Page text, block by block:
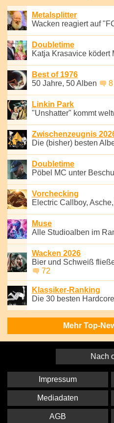
Metalsplitter
Wacken reagiert auf
Doubletime
Katja Krasavice ködert
Best of 1976
50 Jahre, 50 Alben
8
Linkin Park
"Unshatter" kommt
Zwischenzeugnis
Die (bisher) besten
Doubletime
Pöbel MC unter
Vorchecking
Electric Callboy,
Muse
Alle Studioalben im
Wacken 2026
Bier und Schweiß
72
Klassiker-Ranking
Die 30 besten
Mehr Top-
Nach
Impressum
Mediadaten
AGB